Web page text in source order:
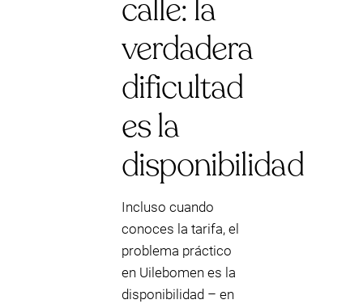
calle: la
verdadera
dificultad
es la
disponibilidad
Incluso cuando
conoces la tarifa, el
problema práctico
en Uilebomen es la
disponibilidad – en